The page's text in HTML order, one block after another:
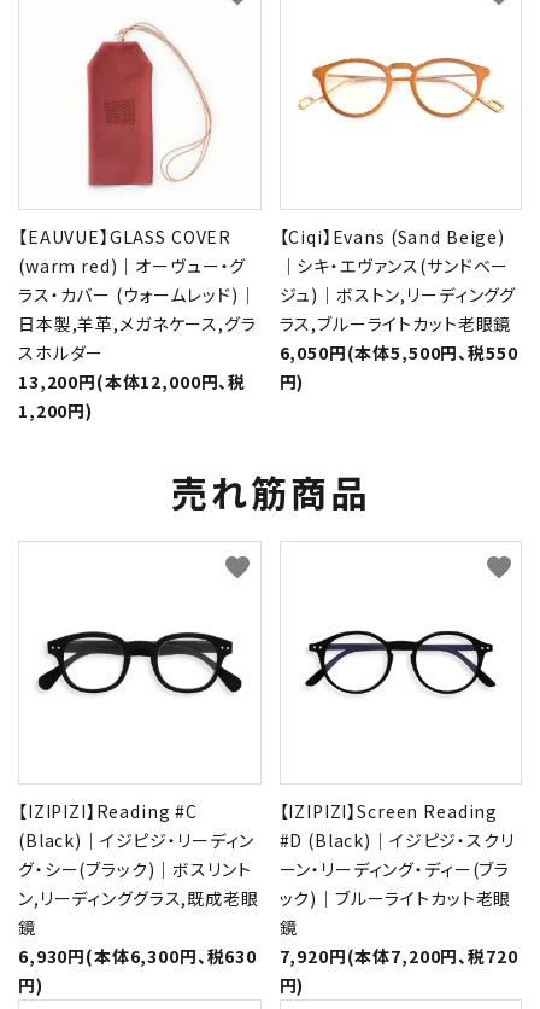
【EAUVUE】GLASS COVER
(warm red)｜オーヴュー・グ
ラス・カバー (ウォームレッド)｜
日本製,羊革,メガネケース,グラ
スホルダー
13,200円(本体12,000円、税
1,200円)
【Ciqi】Evans (Sand Beige)
｜シキ・エヴァンス(サンドベー
ジュ)｜ボストン,リーディンググ
ラス,ブルーライトカット老眼鏡
6,050円(本体5,500円、税550
円)
売れ筋商品
【IZIPIZI】Reading #C
(Black)｜イジピジ・リーディン
グ・シー(ブラック)｜ボスリント
ン,リーディンググラス,既成老眼
鏡
6,930円(本体6,300円、税630
円)
favorite
【IZIPIZI】Screen Reading
#D (Black)｜イジピジ・スクリ
ーン・リーディング・ディー(ブラ
ック)｜ブルーライトカット老眼
鏡
7,920円(本体7,200円、税720
円)
favorite